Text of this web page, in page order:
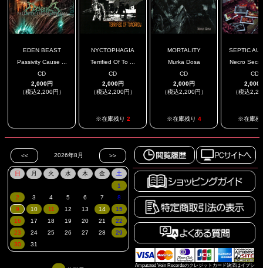
EDEN BEAST
Passivity Cause ...
CD
2,000円
（税込2,200円）
NYCTOPHAGIA
Terrified Of To ...
CD
2,000円
（税込2,200円）
※在庫残り 2
MORTALITY
Murka Dosa
CD
2,000円
（税込2,200円）
※在庫残り 4
SEPTIC
Necro
CD
2,000
（税込
※在庫残
Amputated Vein Recordsのクレジットカード決済はイプシ